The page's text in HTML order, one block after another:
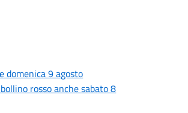
domenica 9 agosto
rosso anche sabato 8